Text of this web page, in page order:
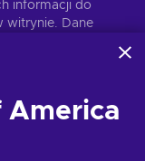
Sprawdź Politykę
informacji do
witrynie. Dane
i jej
przycisk
America